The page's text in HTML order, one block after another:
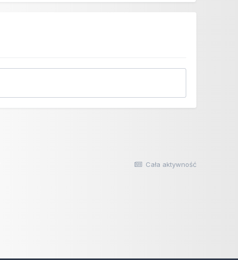
Cała aktywność